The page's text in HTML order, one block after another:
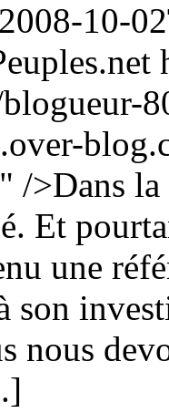
2008-10-
/>Dans la
Et
une
son
nous